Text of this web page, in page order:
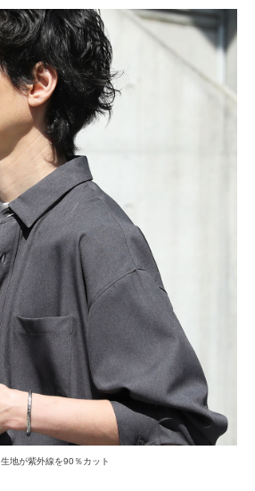
生地が紫外線を90％カット